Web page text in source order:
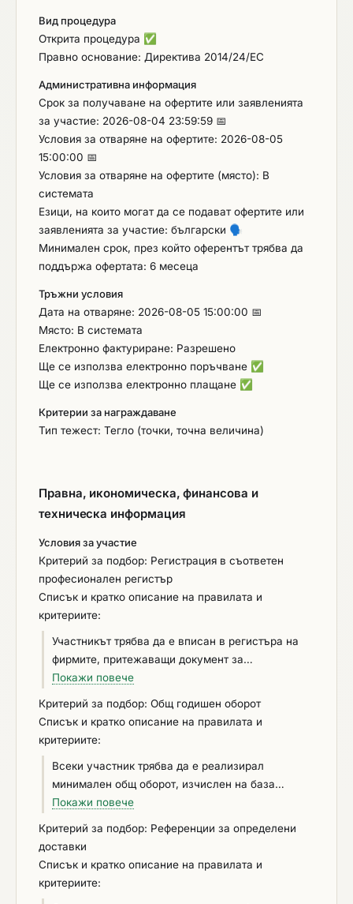
преглед на новата отоплителна инсталация
между два отоплителни сезона в гаранционния
срок.
Вид процедура
Открита процедура ✅
Правно основание: Директива 2014/24/ЕС
Административна информация
Срок за получаване на офертите или заявленията
за участие: 2026-08-04 23:59:59 📅
Условия за отваряне на офертите: 2026-08-05
15:00:00 📅
Условия за отваряне на офертите (място): В
системата
Езици, на които могат да се подават офертите или
заявленията за участие: български 🗣️
Минимален срок, през който оферентът трябва да
поддържа офертата: 6 месеца
Тръжни условия
Дата на отваряне: 2026-08-05 15:00:00 📅
Място: В системата
Електронно фактуриране: Разрешено
Ще се използва електронно поръчване ✅
Ще се използва електронно плащане ✅
Критерии за награждаване
Тип тежест: Тегло (точки, точна величина)
Правна, икономическа, финансова и
техническа информация
Условия за участие
Критерий за подбор: Регистрация в съответен
професионален регистър
Списък и кратко описание на правилата и
критериите:
Участникът трябва да е вписан в регистъра на
фирмите, притежаващи документ за
правоспособност (сертификат) по чл. 17б, ал. 2
издаден по реда на чл. 17б, ал. 3 от същия закон
съгласно изискванията на чл. 10, параграф 6 от
Регламент (ЕС) № 517/2014, издаден от
Българската браншова камара по
машиностроене или еквивалентен документ,
съгласно законодателството на държавата
членка, в която е установен. Участник физическо
Покажи повече
Критерий за подбор: Общ годишен оборот
Списък и кратко описание на правилата и
критериите:
Всеки участник трябва да е реализирал
минимален общ оборот, изчислен на база
годишните обороти, общо за последните три
приключили финансови години, в зависимост от
датата, на която участникът е създаден или е
стойност на позицията за която участва.
Деклариране: При подаване на оферта,
Покажи повече
Критерий за подбор: Референции за определени
доставки
Списък и кратко описание на правилата и
критериите: